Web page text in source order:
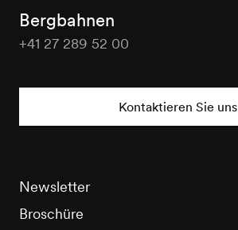
Bergbahnen
+41 27 289 52 00
Kontaktieren Sie uns
Newsletter
Broschüre